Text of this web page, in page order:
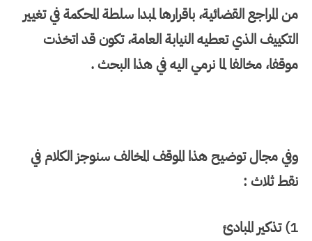
من المراجع القضائية، باقرارها لمبدا سلطة المحكمة في تغيير
التكييف الذي تعطيه النيابة العامة، تكون قد اتخذت
موقفا، مخالفا لما نرمي اليه في هذا البحث .
وفي مجال توضيح هذا الموقف المخالف سنوجز الكلام في
نقط ثلاث :
1) تذكير المبادئ